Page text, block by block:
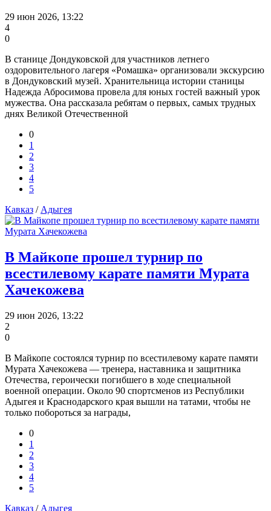
29 июн 2026, 13:22
4
0
В станице Дондуковской для участников летнего
оздоровительного лагеря «Ромашка» организовали экскурсию
в Дондуковский музей. Хранительница истории станицы
Надежда Абросимова провела для юных гостей важный урок
мужества. Она рассказала ребятам о первых, самых трудных
днях Великой Отечественной
0
1
2
3
4
5
Кавказ / Адыгея
В Майкопе прошел турнир по
всестилевому карате памяти Мурата
Хачекожева
29 июн 2026, 13:22
2
0
В Майкопе состоялся турнир по всестилевому карате памяти
Мурата Хачекожева — тренера, наставника и защитника
Отечества, героически погибшего в ходе специальной
военной операции. Около 90 спортсменов из Республики
Адыгея и Краснодарского края вышли на татами, чтобы не
только побороться за награды,
0
1
2
3
4
5
Кавказ / Адыгея